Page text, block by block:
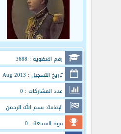
رقم العضوية : 3688
تاريخ التسجيل : Aug 2013
عدد المشاركات : 0
الإقامة: بسم الله الرحمن
الرحيم
قوة السمعة : 0